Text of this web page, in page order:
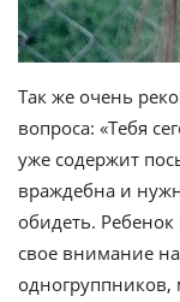
Так же очень
вопроса: «Тебя
уже содержит
враждебна и
обидеть. Ребенок
свое внимание
одногруппников,